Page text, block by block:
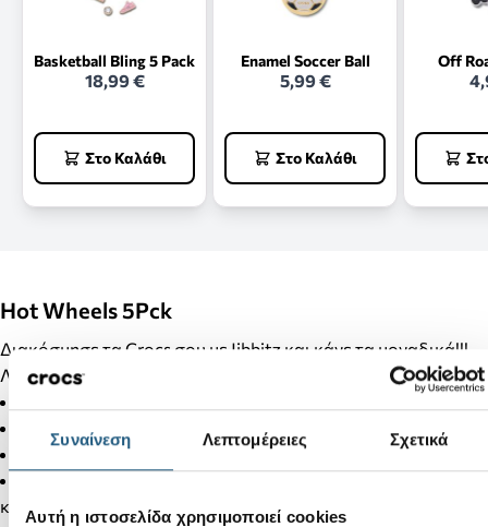
Συναίνεση Λεπτομέρειες Σχετικά
Αυτή η ιστοσελίδα χρησιμοποιεί cookies
Basketball Bling 5 Pack
18,99 €
Στο Καλάθι
Enamel Soccer Ball
5,99 €
Στο Καλάθι
Off
Hot Wheels 5Pck
Διακόσμησε τα Crocs σου με Jibbitz και κάνε τα μοναδικά!!!
Λεπτομέρειες Προϊόντος:
Δεν είναι παιχνίδι.
Δεν απευθύνεται σε παιδιά κάτω των 3 ετών.
και επιστροφές.